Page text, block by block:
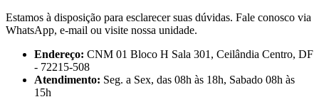
Estamos à disposição para esclarecer suas dúvidas. Fale conosco via
WhatsApp, e-mail ou visite nossa unidade.
Endereço: CNM 01 Bloco H Sala 301, Ceilândia Centro, DF
- 72215-508
Atendimento: Seg. a Sex, das 08h às 18h, Sabado 08h às
15h